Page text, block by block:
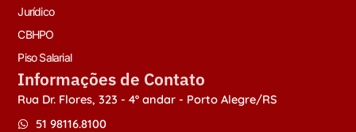
Jurídico
CBHPO
Piso Salarial
Informações de Contato
Rua Dr. Flores, 323 - 4º andar - Porto Alegre/RS
51 98116.8100